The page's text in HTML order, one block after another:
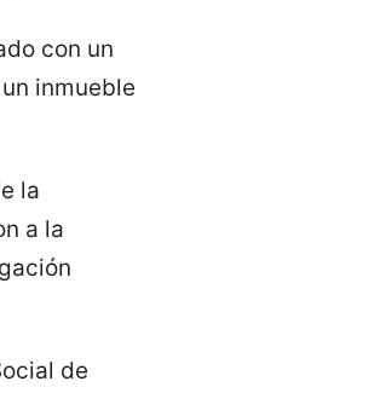
con un
inmueble
la
a la
de